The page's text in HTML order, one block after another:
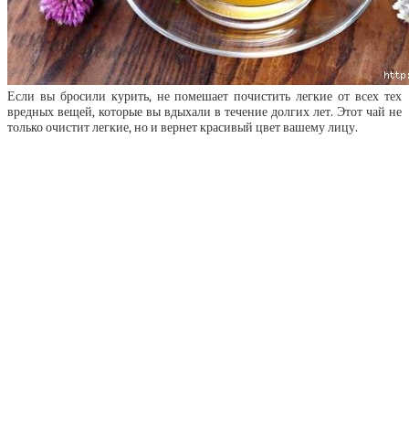
Если вы бросили курить, не помешает почистить легкие от всех тех
вредных вещей, которые вы вдыхали в течение долгих лет. Этот чай не
только очистит легкие, но и вернет красивый цвет вашему лицу.